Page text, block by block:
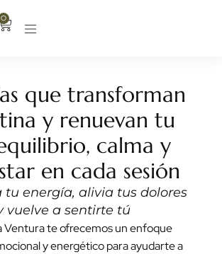
0
que transforman
y renuevan tu
calma y
en cada sesión
tu energía, alivia tus dolores
vuelve a sentirte tú
Ventura te ofrecemos un enfoque
y energético para ayudarte a